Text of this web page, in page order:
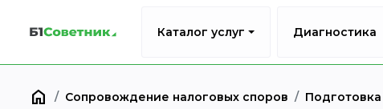
Каталог услуг Диагностика
home Сопровождение налоговых споров